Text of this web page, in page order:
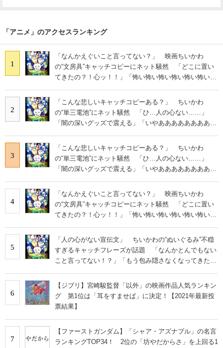
「アニメ」のアクセスランキング
1
「なんかえぐいこと言ってない？」 映画ちいかわ
の“文房具”キャッチコピーにネット騒然 「どこに置い
てきたの？！心ッ！！」「怖い怖い怖い怖い怖い怖い怖
2
「こんな悲しいキャッチコピーある？」 ちいかわ
の“単三電池”にネット騒然 「ひ…人の心ない……」
「闇の深いグッズで震える」「いやあああああああああ
3
「こんな悲しいキャッチコピーある？」 ちいかわ
の“単三電池”にネット騒然 「ひ…人の心ない……」
「闇の深いグッズで震える」「いやあああああああああ
4
「なんかえぐいこと言ってない？」 映画ちいかわ
の“文房具”キャッチコピーにネット騒然 「どこに置い
てきたの？！心ッ！！」「怖い怖い怖い怖い怖い怖い怖
5
「人の心がない宣伝文」 ちいかわの“ぬいぐるみ”不穏
すぎるキャッチフレーズが話題 「なんかとんでもない
こと言ってない！？」「もう包み隠さなくなってきた
6
【ジブリ】宮崎駿監督「以外」の映画作品人気ランキン
グ 第1位は「耳をすませば」に決定！【2021年最新投
票結果】
7
【ファーストガンダム】「シャア・アズナブル」の名言
ランキングTOP34！ 2位の「坊やだからさ」を上回る1